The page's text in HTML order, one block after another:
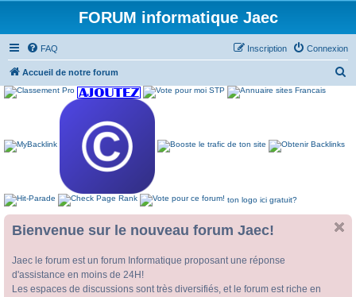
FORUM informatique Jaec
FAQ Connexion
Inscription
Accueil de notre forum
ton logo ici gratuit?
Bienvenue sur le nouveau forum Jaec!
Jaec le forum est un forum Informatique proposant une réponse
d'assistance en moins de 24H!
Les espaces de discussions sont très diversifiés, et le forum est riche en